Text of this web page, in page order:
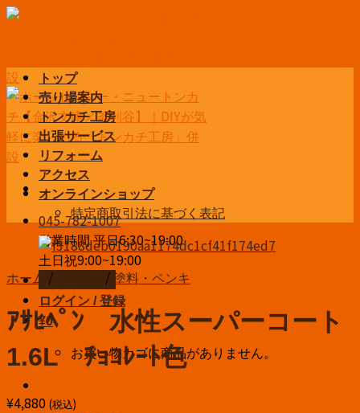
Skip
045-782-1007
営業時間 平日6:30~19:00
土日祝9:00~19:00
お問い合わせ
ログイン / 登録
¥0
お買い物カゴに商品がありません。
トップ
売り場案内
トンカチ工房
出張サービス
リフォーム
アクセス
オンラインショップ
特定商取引法に基づく表記
ホーム / / 塗料・ペンキ
ｱｻﾋﾍﾟﾝ 水性スーパーコート
1.6L ﾁｮｺﾚｰﾄ色
¥4,880 (税込)